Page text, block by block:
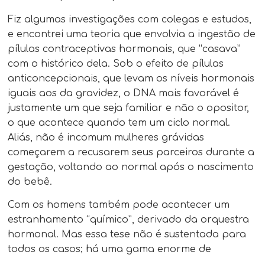
Fiz algumas investigações com colegas e estudos,
e encontrei uma teoria que envolvia a ingestão de
pílulas contraceptivas hormonais, que “casava”
com o histórico dela. Sob o efeito de pílulas
anticoncepcionais, que levam os níveis hormonais
iguais aos da gravidez, o DNA mais favorável é
justamente um que seja familiar e não o opositor,
o que acontece quando tem um ciclo normal.
Aliás, não é incomum mulheres grávidas
começarem a recusarem seus parceiros durante a
gestação, voltando ao normal após o nascimento
do bebê.
Com os homens também pode acontecer um
estranhamento “químico”, derivado da orquestra
hormonal. Mas essa tese não é sustentada para
todos os casos; há uma gama enorme de